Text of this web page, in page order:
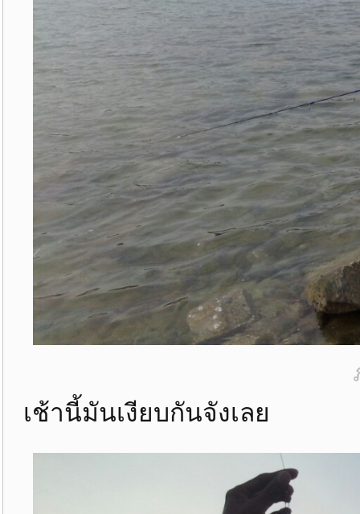
เช้านี้มันเงียบกันจังเลย